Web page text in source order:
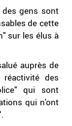
gens sont
de cette
sur les élus à
auprès de
des
qui sont
qui n'ont